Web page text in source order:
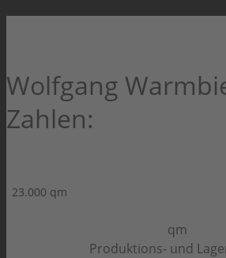
Wolfgang
Zahlen:
23.000 qm
qm
Produktions- und